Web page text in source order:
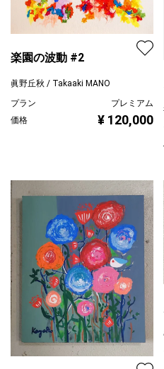
楽園の波動 #2
眞野丘秋 / Takaaki MANO
プラン
プレミアム
価格
¥ 120,000